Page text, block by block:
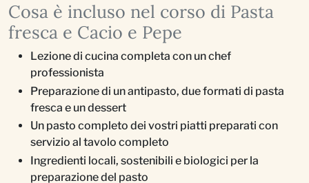
Cosa è incluso nel corso di Pasta
fresca e Cacio e Pepe
Lezione di cucina completa con un chef
professionista
Preparazione di un antipasto, due formati di pasta
fresca e un dessert
Un pasto completo dei vostri piatti preparati con
servizio al tavolo completo
Ingredienti locali, sostenibili e biologici per la
preparazione del pasto